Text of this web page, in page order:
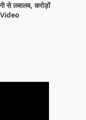
से लबालब, करोड़ों
Video